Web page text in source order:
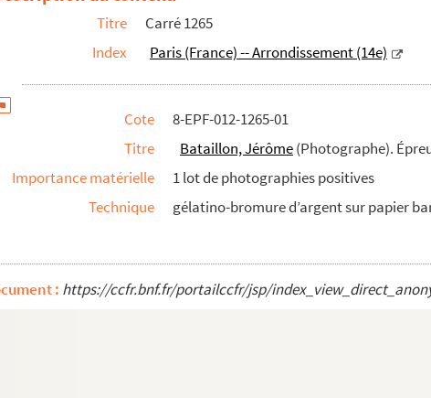
Titre
Carré 1265
Index
Paris (France) -- Arrondissement (14e)
Cote
8-EPF-012-1265-01
Titre
Bataillon, Jérôme(Photographe).
Importance matérielle
1 lot de photographies positives
Technique
gélatino-bromure d’argent sur papier
: https://ccfr.bnf.fr/portailccfr/jsp/